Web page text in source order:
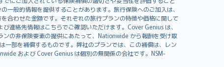
般的情報を提供することがあります。旅行保険へのご加入は、
合わせた金額です。それぞれの旅行プランの特徴や価格に関して
連絡先情報はこちらでご確認いただけます。Cover Genius は、
の非保険要素の提供にあたって、Nationwide から報酬を受け取
一部を補償するものです。弊社のプランでは、この補償は、レン
および Cover Genius は個別の無関係の会社です。NSM-